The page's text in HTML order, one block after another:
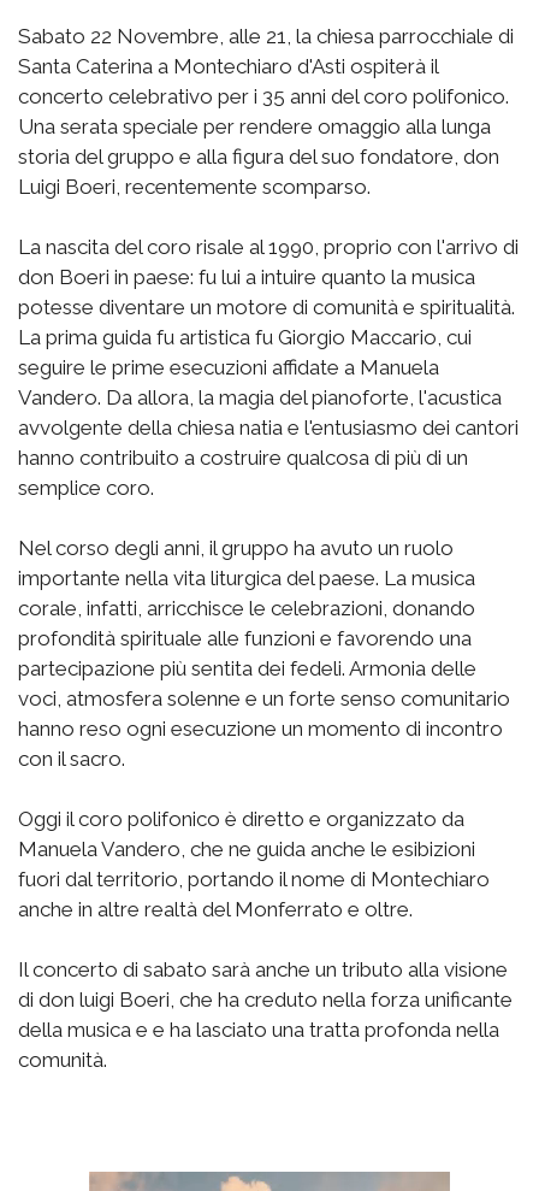
Sabato 22 Novembre, alle 21, la chiesa parrocchiale di
Santa Caterina a Montechiaro d'Asti ospiterà il
concerto celebrativo per i 35 anni del coro polifonico.
Una serata speciale per rendere omaggio alla lunga
storia del gruppo e alla figura del suo fondatore, don
Luigi Boeri, recentemente scomparso.
La nascita del coro risale al 1990, proprio con l'arrivo di
don Boeri in paese: fu lui a intuire quanto la musica
potesse diventare un motore di comunità e spiritualità.
La prima guida fu artistica fu Giorgio Maccario, cui
seguire le prime esecuzioni affidate a Manuela
Vandero. Da allora, la magia del pianoforte, l'acustica
avvolgente della chiesa natia e l'entusiasmo dei cantori
hanno contribuito a costruire qualcosa di più di un
semplice coro.
Nel corso degli anni, il gruppo ha avuto un ruolo
importante nella vita liturgica del paese. La musica
corale, infatti, arricchisce le celebrazioni, donando
profondità spirituale alle funzioni e favorendo una
partecipazione più sentita dei fedeli. Armonia delle
voci, atmosfera solenne e un forte senso comunitario
hanno reso ogni esecuzione un momento di incontro
con il sacro.
Oggi il coro polifonico è diretto e organizzato da
Manuela Vandero, che ne guida anche le esibizioni
fuori dal territorio, portando il nome di Montechiaro
anche in altre realtà del Monferrato e oltre.
Il concerto di sabato sarà anche un tributo alla visione
di don luigi Boeri, che ha creduto nella forza unificante
della musica e e ha lasciato una tratta profonda nella
comunità.